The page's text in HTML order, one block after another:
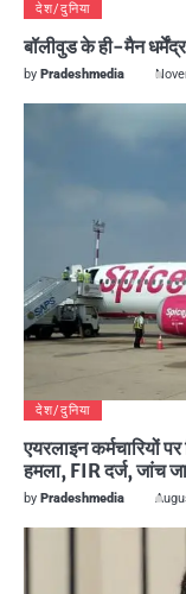
देश/दुनिया
बॉलीवुड के ही-मैन
by Pradeshmedia
देश/दुनिया
एयरलाइन कर्मचारियों
हमला, FIR दर्ज, जांच
by Pradeshmedia